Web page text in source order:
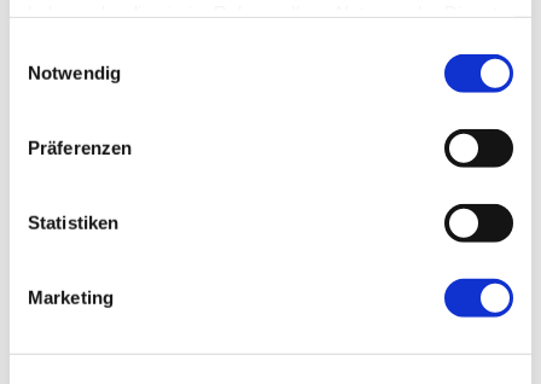
Notwendig
Präferenzen
Statistiken
Marketing
Höflichkeit ist uns wichtig!